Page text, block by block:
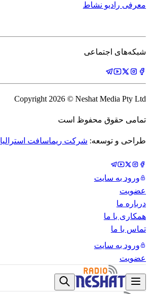
معرفی رادیو نشاط
شبکه‌های اجتماعی
Copyright 2026 © Neshat Media Pty Ltd
تمامی حقوق محفوظ است
طراحی و توسعه: شرکت ریماسافت استرالیا
ورود به سایت
عضویت
درباره ما
همکاری با ما
تماس با ما
ورود به سایت
عضویت